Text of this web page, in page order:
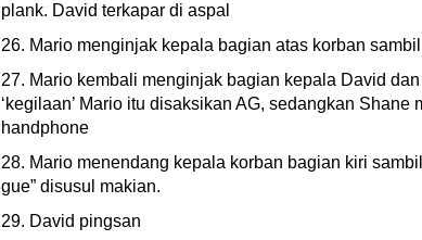
plank. David terkapar di aspal
26. Mario menginjak kepala bagian atas korban
27. Mario kembali menginjak bagian kepala David
‘kegilaan’ Mario itu disaksikan AG, sedangkan
handphone
28. Mario menendang kepala korban bagian kiri
gue” disusul makian.
29. David pingsan